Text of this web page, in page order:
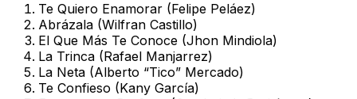
Te Quiero Enamorar (Felipe Peláez)
Abrázala (Wilfran Castillo)
El Que Más Te Conoce (Jhon Mindiola)
La Trinca (Rafael Manjarrez)
La Neta (Alberto “Tico” Mercado)
Te Confieso (Kany García)